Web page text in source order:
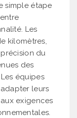
simple étape
Les
kilomètres,
du
des
équipes
leurs
exigences